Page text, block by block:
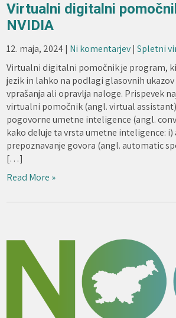
Virtualni digitalni
NVIDIA
12. maja, 2024| Ni komentarjev|Spletni
Virtualni digitalni pomočnik je program,
jezik in lahko na podlagi glasovnih
vprašanja ali opravlja naloge. Prispevek
virtualni pomočnik (angl. virtual
pogovorne umetne inteligence (angl.
kako deluje ta vrsta umetne inteligence:
prepoznavanje govora (angl. automatic
[…]
Read More »